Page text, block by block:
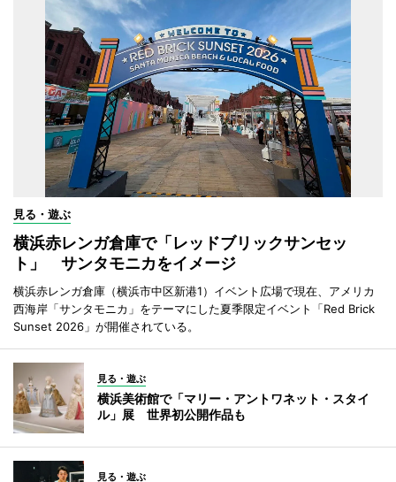
見る・遊ぶ
横浜赤レンガ倉庫で「レッドブリックサンセッ
ト」 サンタモニカをイメージ
横浜赤レンガ倉庫（横浜市中区新港1）イベント広場で現在、アメリカ
西海岸「サンタモニカ」をテーマにした夏季限定イベント「Red Brick
Sunset 2026」が開催されている。
見る・遊ぶ
横浜美術館で「マリー・アントワネット・スタイ
ル」展 世界初公開作品も
見る・遊ぶ